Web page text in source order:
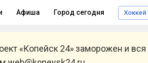
Афиша Город сегодня Хоккей
«Копейск 24» заморожен и